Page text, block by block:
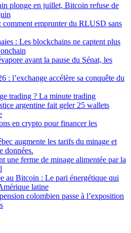
plonge en juillet, Bitcoin refuse de
comment emprunter du RLUSD sans
: Les blockchains ne captent plus
avant la pause du Sénat, les
: l’exchange accélère sa conquête du
trading ? La minute trading
argentine fait geler 25 wallets
en crypto pour financer les
augmente les tarifs du minage et
données.
une ferme de minage alimentée par la
au Bitcoin : Le pari énergétique qui
latine
colombien passe à l’exposition